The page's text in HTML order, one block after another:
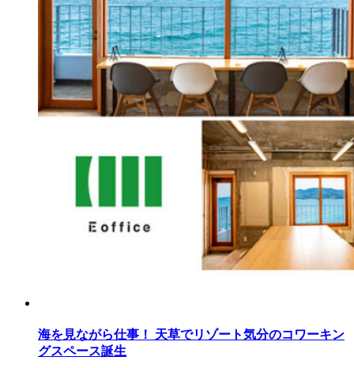
海を見ながら仕事！ 天草でリゾート気分のコワーキン
グスペース誕生